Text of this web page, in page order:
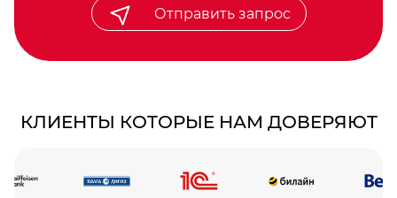
Отправить запрос
КЛИЕНТЫ КОТОРЫЕ НАМ ДОВЕРЯЮТ